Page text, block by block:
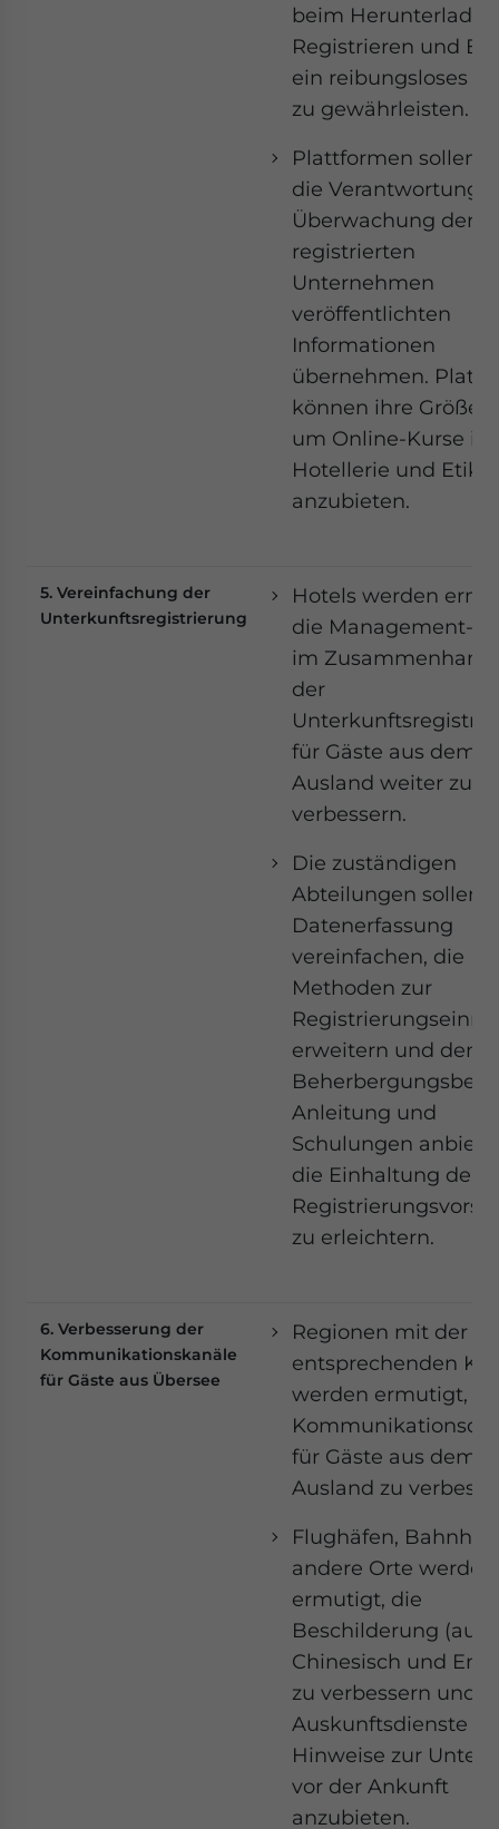
beim
Registrieren und
ein reibungsloses
zu gewährleisten.
Plattformen sollen
die Verantwortung
Überwachung der
registrierten
Unternehmen
veröffentlichten
Informationen
übernehmen.
können ihre Größe
um Online-Kurse in
Hotellerie und
anzubieten.
5. Vereinfachung der
Unterkunftsregistrierung
Hotels werden
die Management-
im
der
für Gäste aus dem
Ausland weiter zu
verbessern.
Die zuständigen
Abteilungen sollen
Datenerfassung
vereinfachen, die
Methoden zur
erweitern und den
Anleitung und
Schulungen
die Einhaltung der
zu erleichtern.
6. Verbesserung der
Kommunikationskanäle
für Gäste aus Übersee
Regionen mit der
entsprechenden
werden ermutigt,
für Gäste aus dem
Ausland zu
Flughäfen,
andere Orte werden
ermutigt, die
Beschilderung (auf
Chinesisch und
zu verbessern und
Auskunftsdienste
Hinweise zur
vor der Ankunft
anzubieten.